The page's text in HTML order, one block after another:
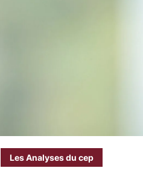
Les Analyses du cep